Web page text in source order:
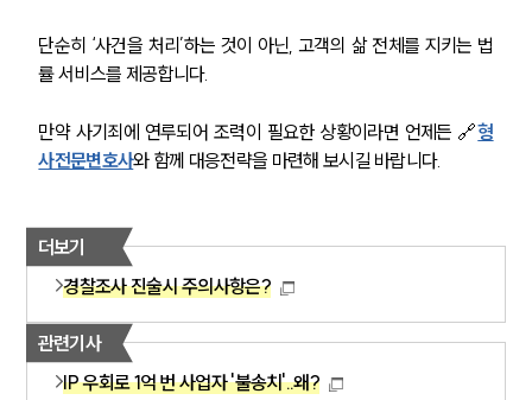
단순히 ‘사건을 처리’하는 것이 아닌, 고객의 삶 전체를 지키는 법
률 서비스를 제공합니다.
만약 사기죄에 연루되어 조력이 필요한 상황이라면 언제든 🔗형
사전문변호사와 함께 대응전략을 마련해 보시길 바랍니다.
더보기
경찰조사 진술시 주의사항은?
관련기사
IP 우회로 1억 번 사업자 '불송치'..왜?